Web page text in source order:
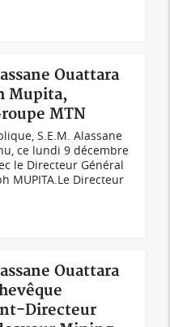
Ouattara
Mupita,
MTN
S.E.M. Alassane
ce lundi 9 décembre
le Directeur Général
MUPITA.Le Directeur
Ouattara
Directeur